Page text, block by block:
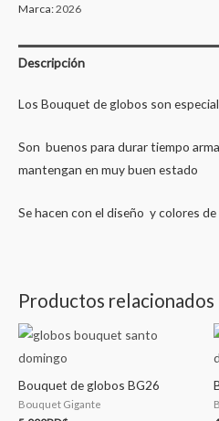
Marca:2026
Descripción
Los Bouquet de globos son
Son buenos para durar tiempo
mantengan en muy buen estado
Se hacen con el diseño y colores
Productos relacionados
Bouquet de globos BG26
Bouquet Gigante